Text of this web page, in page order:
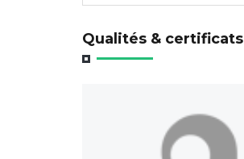
Qualités & certificats